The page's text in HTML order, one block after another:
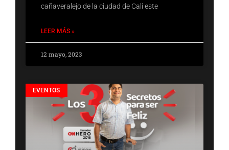
cañaveralejo de la ciudad de Cali este
LEER MÁS »
12 mayo, 2023
EVENTOS